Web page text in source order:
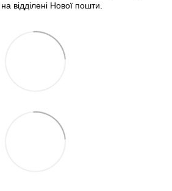
відділені Нової пошти.